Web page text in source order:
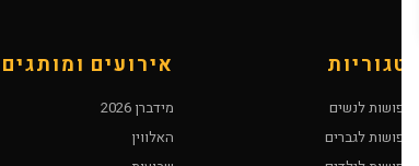
קטגוריות
תחפושות לנשים
תחפושות לגברים
אירועים ומותגים
מידברן 2026
האלווין